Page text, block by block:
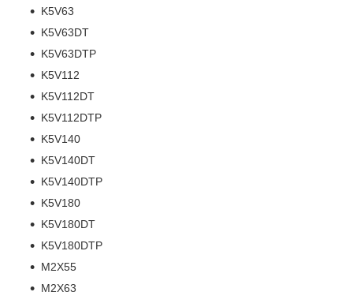
K5V63
K5V63DT
K5V63DTP
K5V112
K5V112DT
K5V112DTP
K5V140
K5V140DT
K5V140DTP
K5V180
K5V180DT
K5V180DTP
M2X55
M2X63